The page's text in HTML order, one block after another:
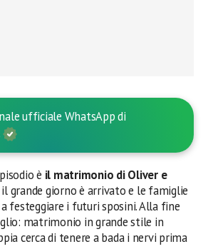
ufficiale WhatsApp di
è il matrimonio di Oliver e
grande giorno è arrivato e le famiglie
festeggiare i futuri sposini. Alla fine
matrimonio in grande stile in
cerca di tenere a bada i nervi prima